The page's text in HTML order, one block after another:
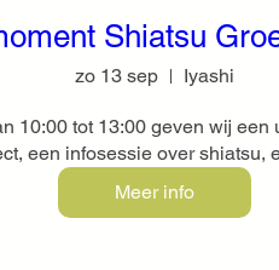
Shiatsu
zo 13 sep Iyashi
10:00 tot 13:00 geven wij
een infosessie over shiatsu,
Meer info